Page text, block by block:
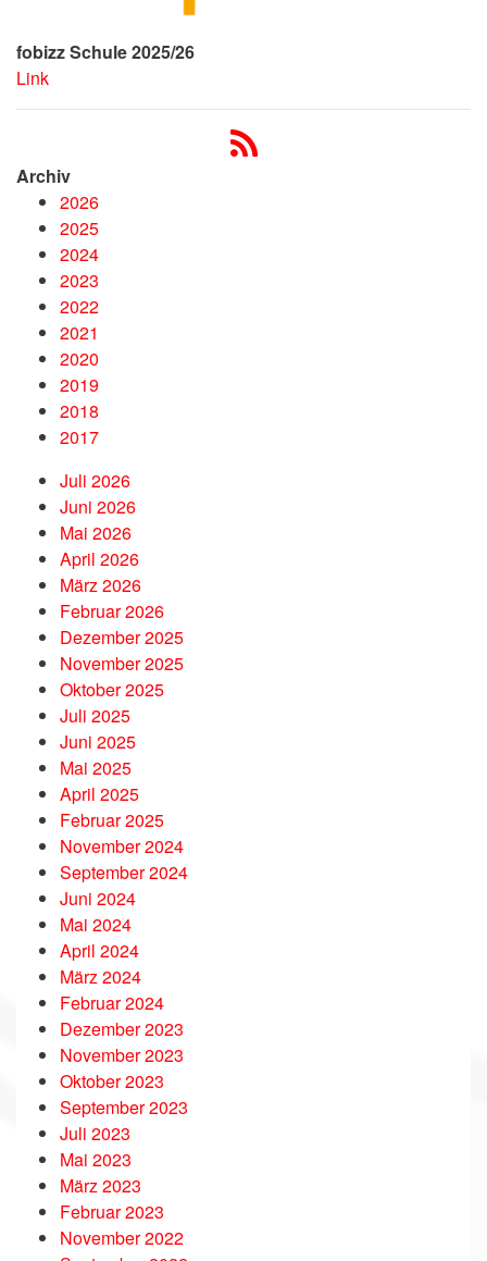
fobizz Schule 2025/26
Link
Archiv
2026
2025
2024
2023
2022
2021
2020
2019
2018
2017
Juli 2026
Juni 2026
Mai 2026
April 2026
März 2026
Februar 2026
Dezember 2025
November 2025
Oktober 2025
Juli 2025
Juni 2025
Mai 2025
April 2025
Februar 2025
November 2024
September 2024
Juni 2024
Mai 2024
April 2024
März 2024
Februar 2024
Dezember 2023
November 2023
Oktober 2023
September 2023
Juli 2023
Mai 2023
März 2023
Februar 2023
November 2022